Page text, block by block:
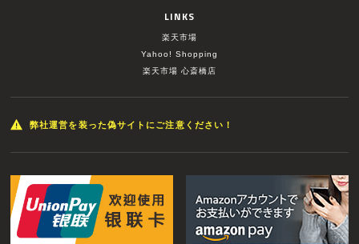
LINKS
楽天市場
Yahoo! Shopping
楽天市場 心斎橋店
弊社運営を装った偽サイトにご注意ください！